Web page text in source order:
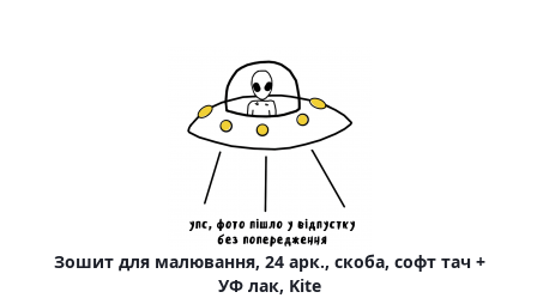
Зошит для малювання, 24 арк., скоба, софт тач +
УФ лак, Kite